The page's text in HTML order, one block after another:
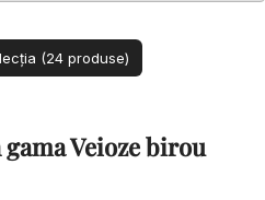
(24 produse)
Veioze birou